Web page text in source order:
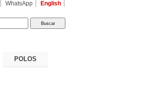
WhatsApp English
POLOS